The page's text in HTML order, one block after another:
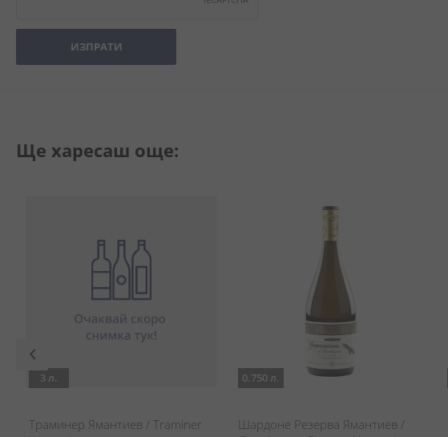
ИЗПРАТИ
Ще харесаш още:
3 л.
Траминер Ямантиев / Traminer
0.750 л.
Шардоне Резерва Ямантиев /